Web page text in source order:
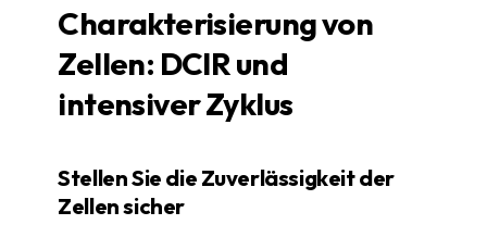
Charakterisierung von
Zellen: DCIR und
intensiver Zyklus
Stellen Sie die Zuverlässigkeit der
Zellen sicher